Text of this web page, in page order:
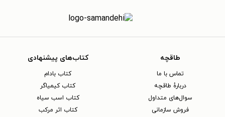
طاقچه
تماس با ما
دربارهٔ طاقچه
سوال‌های متداول
فروش سازمانی
کتاب‌های پیشنهادی
کتاب بادام
کتاب کیمیاگر
کتاب اسب سیاه
کتاب اثر مرکب